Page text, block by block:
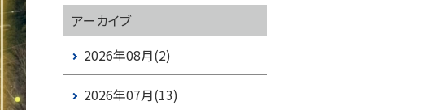
アーカイブ
2026年08月(2)
2026年07月(13)